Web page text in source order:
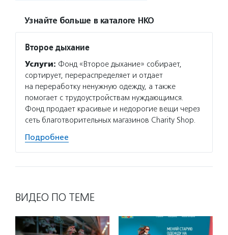
Узнайте больше в каталоге НКО
Второе дыхание
Услуги: Фонд «Второе дыхание» собирает,
сортирует, перераспределяет и отдает
на переработку ненужную одежду, а также
помогает с трудоустройствам нуждающимся.
Фонд продает красивые и недорогие вещи через
сеть благотворительных магазинов Charity Shop.
Подробнее
ВИДЕО ПО ТЕМЕ